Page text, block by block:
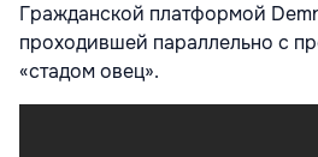
Гражданской платформой
проходившей параллельно с
«стадом овец».